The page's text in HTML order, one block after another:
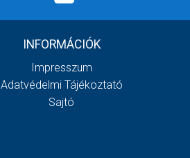
INFORMÁCIÓK
Impresszum
Adatvédelmi Tájékoztató
Sajtó